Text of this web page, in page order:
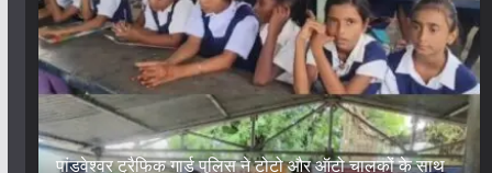
पांडवेश्वर ट्रैफिक गार्ड पुलिस ने टोटो और ऑटो चालकों के साथ